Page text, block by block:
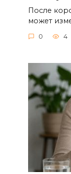
После
может
0 4